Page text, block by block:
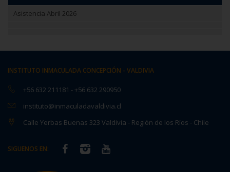
Asistencia Abril 2026
INSTITUTO INMACULADA CONCEPCIÓN - VALDIVIA
+56 632 211181 -+56 632 290950
instituto@inmaculadavaldivia.cl
Calle Yerbas Buenas 323 Valdivia - Región de los Ríos - Chile
SIGUENOS EN: